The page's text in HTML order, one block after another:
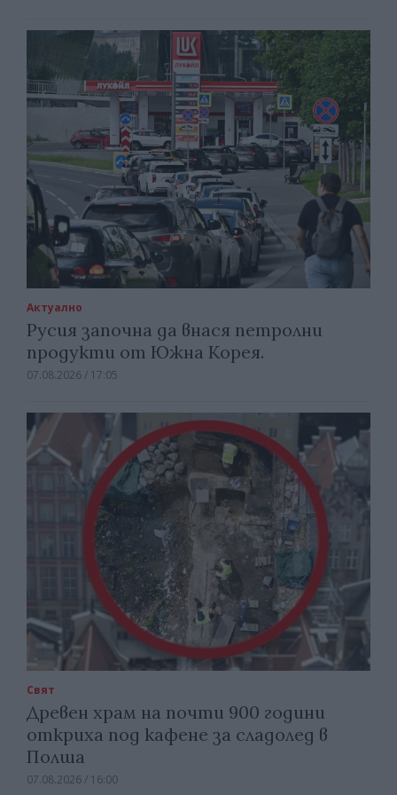
Актуално
Русия започна да внася петролни
продукти от Южна Корея.
07.08.2026 / 17:05
Свят
Древен храм на почти 900 години
откриха под кафене за сладолед в
Полша
07.08.2026 / 16:00